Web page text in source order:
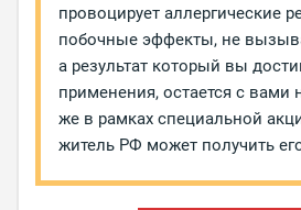
провоцирует аллергические
побочные эффекты, не
а результат который вы
применения, остается с вами
же в рамках специальной
житель РФ может получить